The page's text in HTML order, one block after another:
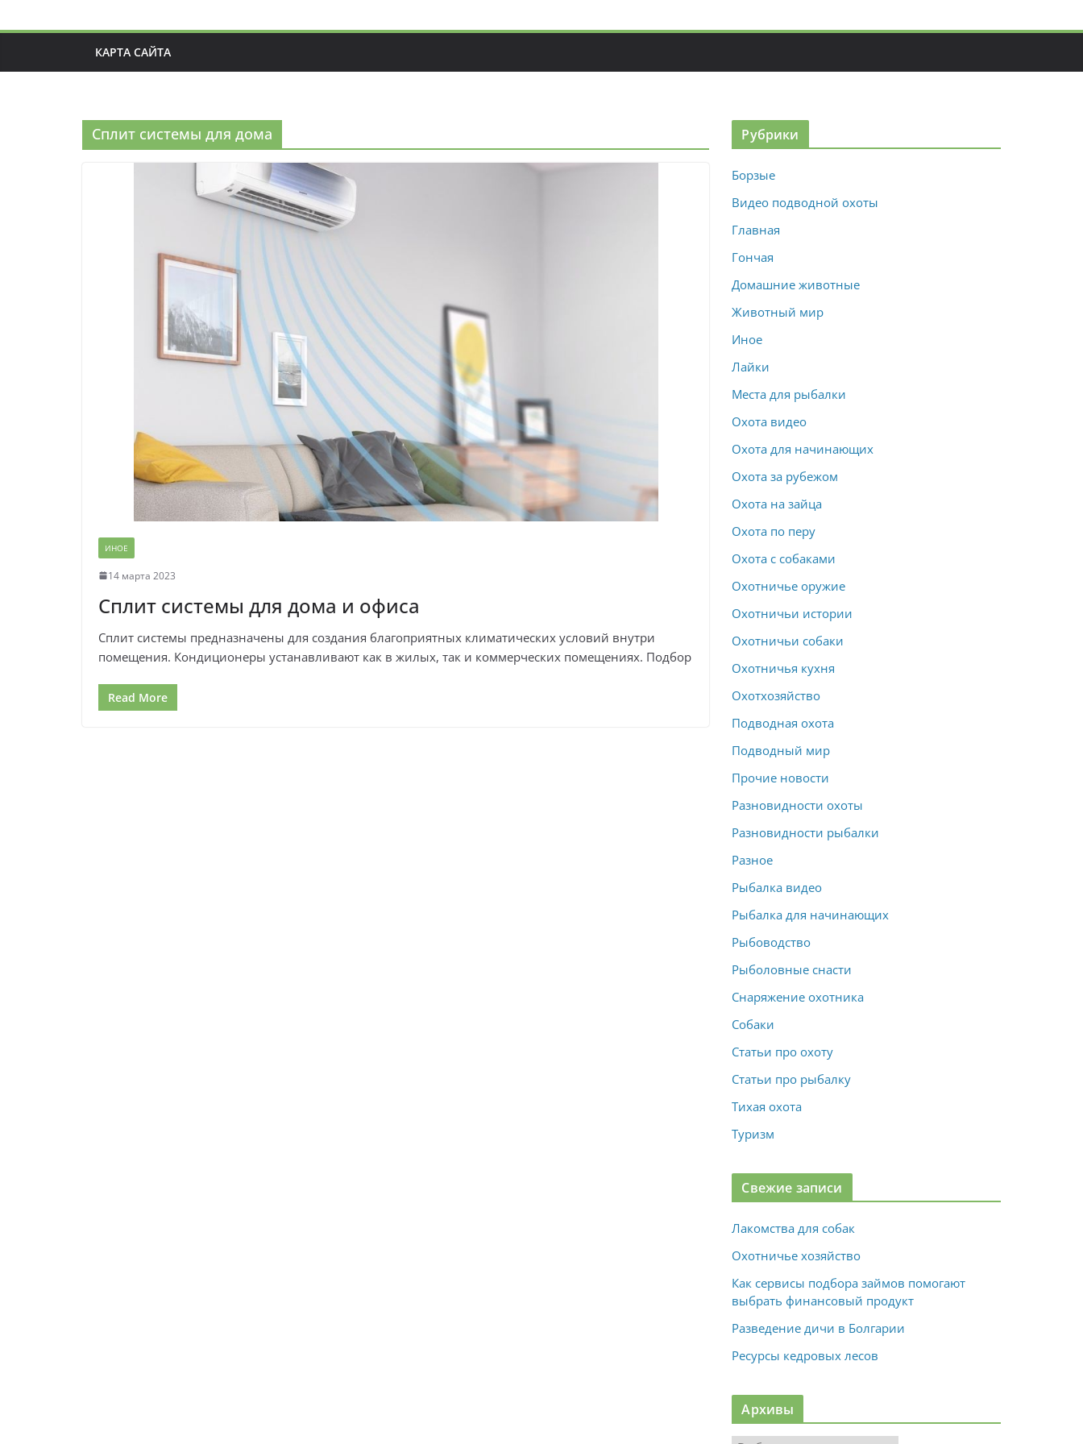
КАРТА САЙТА
Сплит системы для дома
ИНОЕ
14 марта 2023
Сплит системы для дома и офиса
Сплит системы предназначены для создания благоприятных климатических условий внутри
помещения. Кондиционеры устанавливают как в жилых, так и коммерческих помещениях. Подбор
Read More
Рубрики
Борзые
Видео подводной охоты
Главная
Гончая
Домашние животные
Животный мир
Иное
Лайки
Места для рыбалки
Охота видео
Охота для начинающих
Охота за рубежом
Охота на зайца
Охота по перу
Охота с собаками
Охотничье оружие
Охотничьи истории
Охотничьи собаки
Охотничья кухня
Охотхозяйство
Подводная охота
Подводный мир
Прочие новости
Разновидности охоты
Разновидности рыбалки
Разное
Рыбалка видео
Рыбалка для начинающих
Рыбоводство
Рыболовные снасти
Снаряжение охотника
Собаки
Статьи про охоту
Статьи про рыбалку
Тихая охота
Туризм
Свежие записи
Лакомства для собак
Охотничье хозяйство
Как сервисы подбора займов помогают
выбрать финансовый продукт
Разведение дичи в Болгарии
Ресурсы кедровых лесов
Архивы